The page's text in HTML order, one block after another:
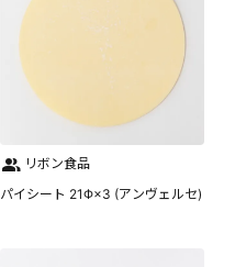
リボン食品
パイシート 21Φ×3 (アンヴェルセ)